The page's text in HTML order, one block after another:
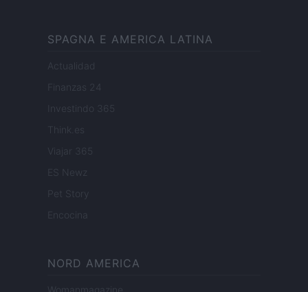
SPAGNA E AMERICA LATINA
Actualidad
Finanzas 24
Investindo 365
Think.es
Viajar 365
ES Newz
Pet Story
Encocina
NORD AMERICA